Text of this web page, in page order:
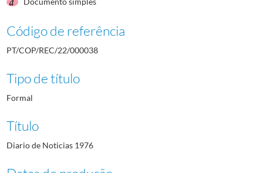
Código de referência
PT/COP/REC/22/000038
Tipo de título
Formal
Título
Diario de Noticias 1976